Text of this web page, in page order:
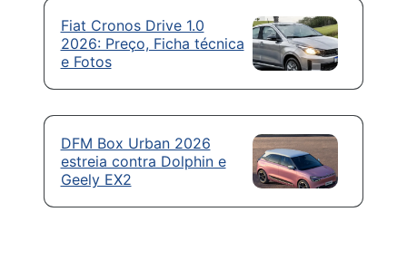
Fiat Cronos Drive 1.0
2026: Preço, Ficha técnica
e Fotos
DFM Box Urban 2026
estreia contra Dolphin e
Geely EX2